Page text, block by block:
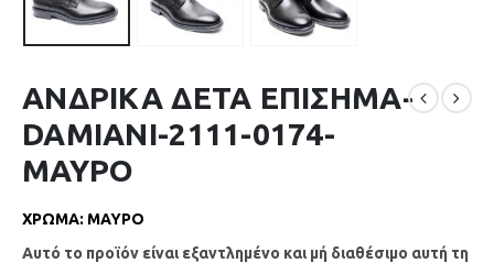
ΑΝΔΡΙΚΑ ΔΕΤΑ ΕΠΙΣΗΜΑ-
DAMIANI-2111-0174-
ΜΑΥΡΟ
ΧΡΩΜΑ: ΜΑΥΡΟ
Αυτό το προϊόν είναι εξαντλημένο και μή διαθέσιμο αυτή τη